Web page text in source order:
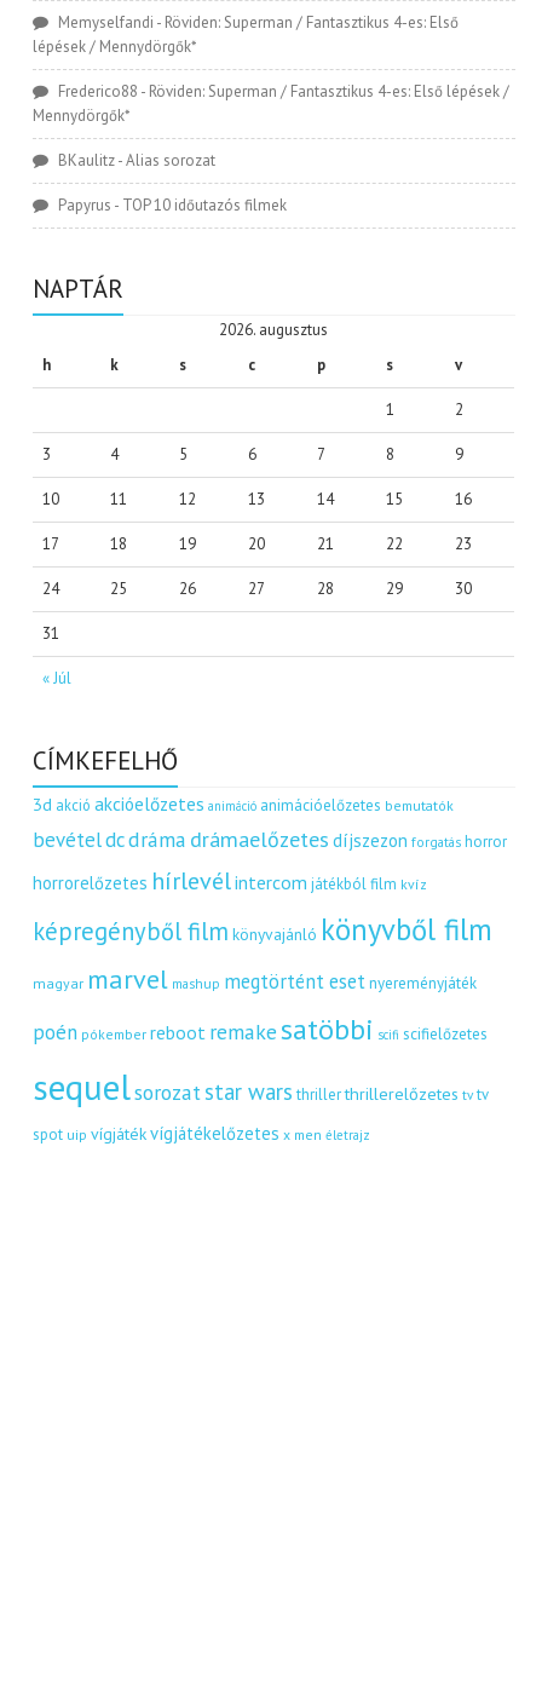
Memyselfandi - Röviden: Superman / Fantasztikus 4-es: Első
lépések / Mennydörgők*
Frederico88 - Röviden: Superman / Fantasztikus 4-es: Első lépések /
Mennydörgők*
BKaulitz-Alias sorozat
Papyrus - TOP 10 időutazós filmek
NAPTÁR
2026. augusztus
h
k s c p s v
« Júl
1 2
3 4 5 6 7 8 9
10 11 12 13 14 15 16
17 18 19 20 21 22 23
24 25 26 27 28 29 30
31
CÍMKEFELHŐ
3d akció akcióelőzetes animáció animációelőzetes bemutatók
bevételdcdráma drámaelőzetes díjszezon forgatás horror
horrorelőzetes hírlevélintercom játékból film kvíz
képregényből film könyvajánló könyvből film
magyar marvel mashup megtörtént eset nyereményjáték
poén pókember reboot remakesatöbbi scifi scifielőzetes
sequelsorozatstar wars thriller thrillerelőzetes tv tv
spot uip vígjátékvígjátékelőzetes x men életrajz